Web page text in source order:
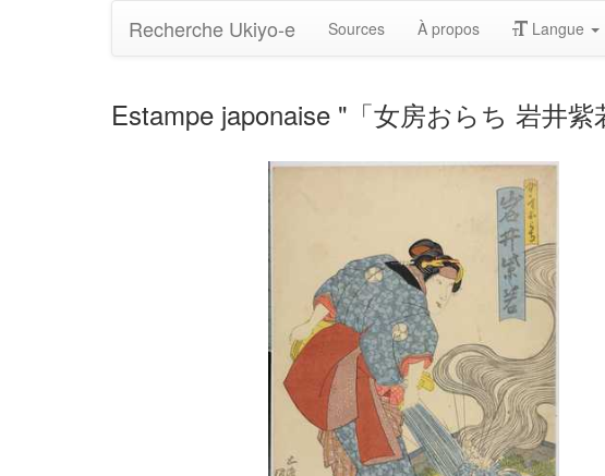
Recherche Ukiyo-e Sources À propos Langue
Estampe japonaise "「女房おらち 岩井